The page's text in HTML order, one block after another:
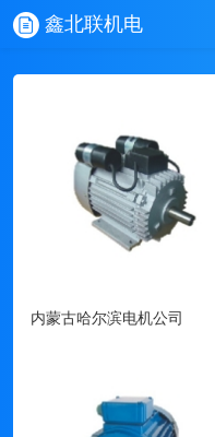
鑫北联机电
内蒙古哈尔滨电机公司